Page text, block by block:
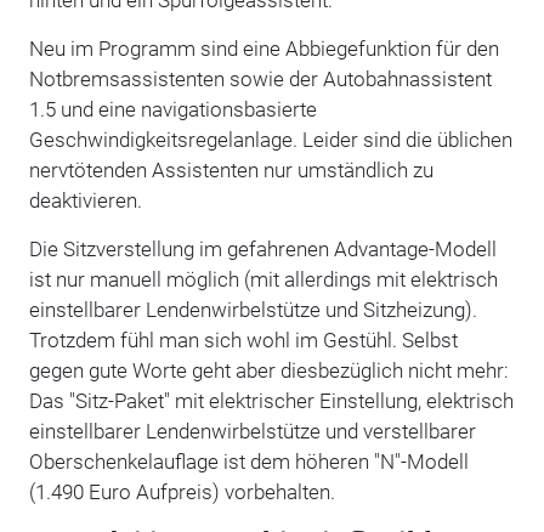
Neu im Programm sind eine Abbiegefunktion für den
Notbremsassistenten sowie der Autobahnassistent
1.5 und eine navigationsbasierte
Geschwindigkeitsregelanlage. Leider sind die üblichen
nervtötenden Assistenten nur umständlich zu
deaktivieren.
Die Sitzverstellung im gefahrenen Advantage-Modell
ist nur manuell möglich (mit allerdings mit elektrisch
einstellbarer Lendenwirbelstütze und Sitzheizung).
Trotzdem fühl man sich wohl im Gestühl. Selbst
gegen gute Worte geht aber diesbezüglich nicht mehr:
Das "Sitz-Paket" mit elektrischer Einstellung, elektrisch
einstellbarer Lendenwirbelstütze und verstellbarer
Oberschenkelauflage ist dem höheren "N"-Modell
(1.490 Euro Aufpreis) vorbehalten.